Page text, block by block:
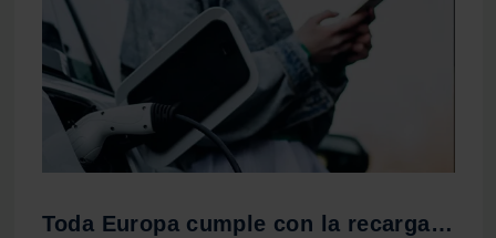
Toda Europa cumple con la recarga…